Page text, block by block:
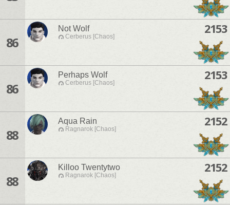
86
Not Wolf
Cerberus [Chaos]
2153
86
Perhaps Wolf
Cerberus [Chaos]
2153
88
Aqua Rain
Ragnarok [Chaos]
2152
88
Killoo Twentytwo
Ragnarok [Chaos]
2152